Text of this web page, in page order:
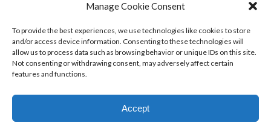
Manage Cookie Consent
To provide the best experiences, we use technologies like cookies to store
and/or access device information. Consenting to these technologies will
allow us to process data such as browsing behavior or unique IDs on this site.
Not consenting or withdrawing consent, may adversely affect certain
features and functions.
Accept
© Les Industries McAsphalt Ltée® 2015 • ISO